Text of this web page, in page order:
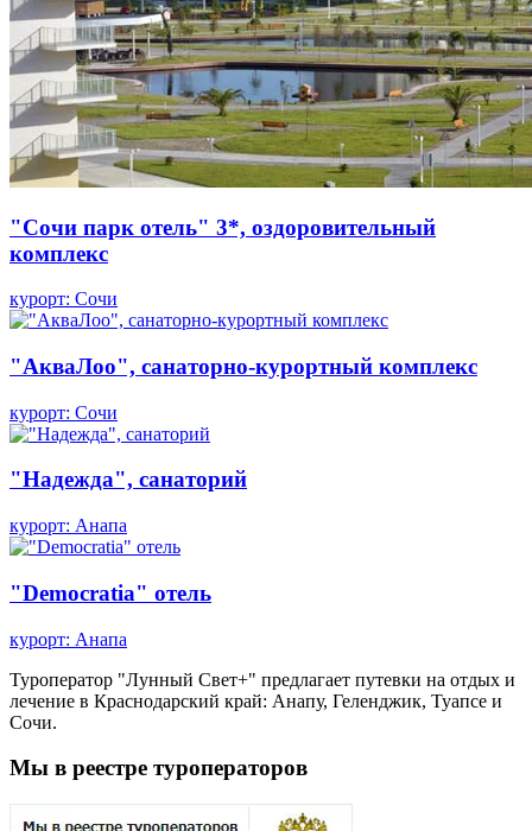
"Сочи парк отель" 3*, оздоровительный
комплекс
курорт: Сочи
"АкваЛоо", санаторно-курортный комплекс
курорт: Сочи
"Надежда", санаторий
курорт: Анапа
"Democratia" отель
курорт: Анапа
Туроператор "Лунный Свет+" предлагает путевки на отдых и
лечение в Краснодарский край: Анапу, Геленджик, Туапсе и
Сочи.
Мы в реестре туроператоров